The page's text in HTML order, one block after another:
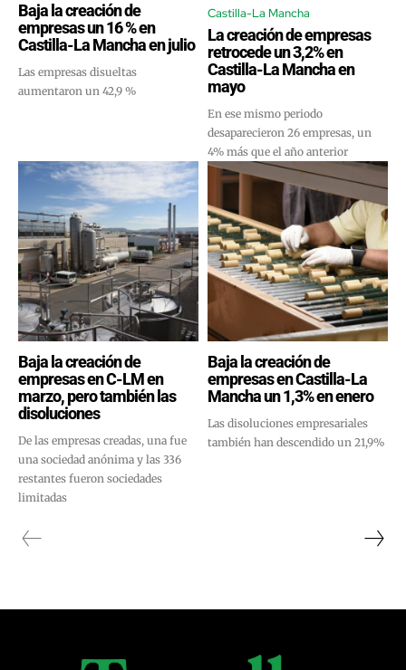
Baja la creación de
empresas un 16 % en
Castilla-La Mancha en julio
Las empresas disueltas
aumentaron un 42,9 %
Castilla-La Mancha
La creación de empresas
retrocede un 3,2% en
Castilla-La Mancha en
mayo
En ese mismo periodo
desaparecieron 26 empresas, un
4% más que el año anterior
Baja la creación de
empresas en C-LM en
marzo, pero también las
disoluciones
De las empresas creadas, una fue
una sociedad anónima y las 336
restantes fueron sociedades
limitadas
Baja la creación de
empresas en Castilla-La
Mancha un 1,3% en enero
Las disoluciones empresariales
también han descendido un 21,9%